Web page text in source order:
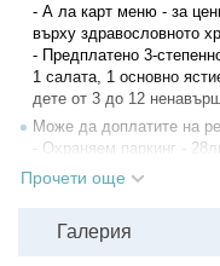
- А ла карт меню - за
върху здравословното
- Предплатено 3-
1 салата, 1 основно
дете от 3 до 12
Може да доплатите на
- Охраняем паркинг -
- Разнообразни масажи и
Настаняване: след
Всички други
Прочети още
Галерия